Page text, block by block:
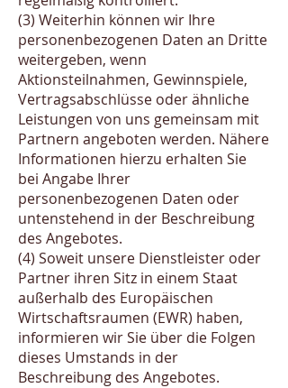
(3) Weiterhin können wir Ihre
personenbezogenen Daten an Dritte
weitergeben, wenn
Aktionsteilnahmen, Gewinnspiele,
Vertragsabschlüsse oder ähnliche
Leistungen von uns gemeinsam mit
Partnern angeboten werden. Nähere
Informationen hierzu erhalten Sie
bei Angabe Ihrer
personenbezogenen Daten oder
untenstehend in der Beschreibung
des Angebotes.
(4) Soweit unsere Dienstleister oder
Partner ihren Sitz in einem Staat
außerhalb des Europäischen
Wirtschaftsraumen (EWR) haben,
informieren wir Sie über die Folgen
dieses Umstands in der
Beschreibung des Angebotes.